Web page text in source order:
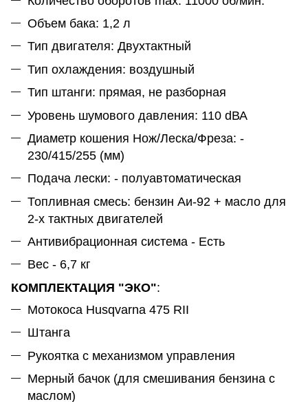
Объем бака: 1,2 л
Тип двигателя: Двухтактный
Тип охлаждения: воздушный
Тип штанги: прямая, не разборная
Уровень шумового давления: 110 dВА
Диаметр кошения Нож/Леска/Фреза: -
230/415/255 (мм)
Подача лески: - полуавтоматическая
Топливная смесь: бензин Аи-92 + масло для
2-х тактных двигателей
Антивибрационная система - Есть
Вес - 6,7 кг
КОМПЛЕКТАЦИЯ "ЭКО":
Мотокоса Husqvarna 475 RII
Штанга
Рукоятка с механизмом управления
Мерный бачок (для смешивания бензина с
маслом)